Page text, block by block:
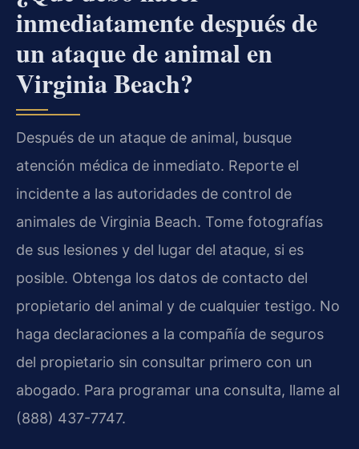
inmediatamente después de
un ataque de animal en
Virginia Beach?
Después de un ataque de animal, busque
atención médica de inmediato. Reporte el
incidente a las autoridades de control de
animales de Virginia Beach. Tome fotografías
de sus lesiones y del lugar del ataque, si es
posible. Obtenga los datos de contacto del
propietario del animal y de cualquier testigo. No
haga declaraciones a la compañía de seguros
del propietario sin consultar primero con un
abogado. Para programar una consulta, llame al
(888) 437-7747.